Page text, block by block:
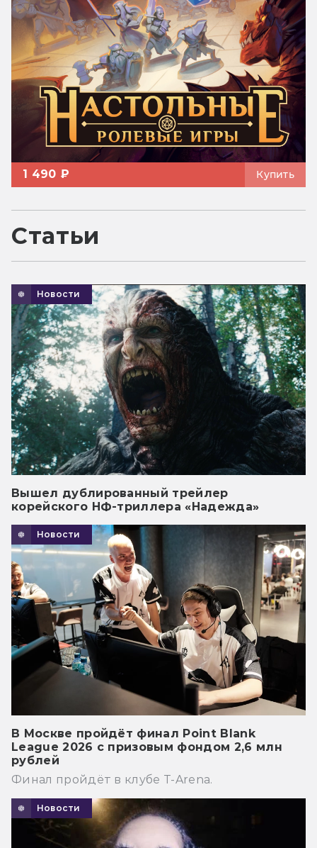
1 490 ₽ Купить
Статьи
Новости
Вышел дублированный трейлер
корейского НФ-триллера «Надежда»
Новости
В Москве пройдёт финал Point Blank
League 2026 с призовым фондом 2,6 млн
рублей
Финал пройдёт в клубе T-Arena.
Новости